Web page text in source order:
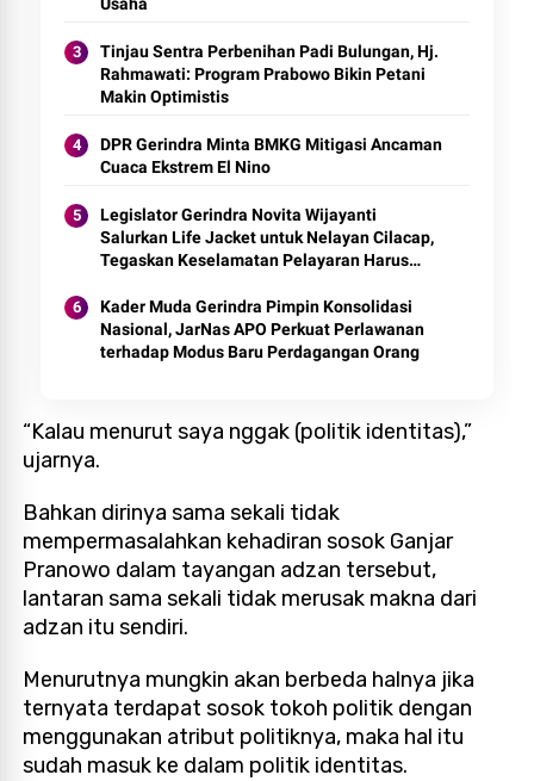
Tinjau Sentra Perbenihan Padi Bulungan, Hj.
Rahmawati: Program Prabowo Bikin Petani
Makin Optimistis
DPR Gerindra Minta BMKG Mitigasi Ancaman
Cuaca Ekstrem El Nino
Legislator Gerindra Novita Wijayanti
Salurkan Life Jacket untuk Nelayan Cilacap,
Tegaskan Keselamatan Pelayaran Harus
Kader Muda Gerindra Pimpin Konsolidasi
Nasional, JarNas APO Perkuat Perlawanan
terhadap Modus Baru Perdagangan Orang
“Kalau menurut saya nggak (politik identitas),”
ujarnya.
Bahkan dirinya sama sekali tidak
mempermasalahkan kehadiran sosok Ganjar
Pranowo dalam tayangan adzan tersebut,
lantaran sama sekali tidak merusak makna dari
adzan itu sendiri.
Menurutnya mungkin akan berbeda halnya jika
ternyata terdapat sosok tokoh politik dengan
menggunakan atribut politiknya, maka hal itu
sudah masuk ke dalam politik identitas.